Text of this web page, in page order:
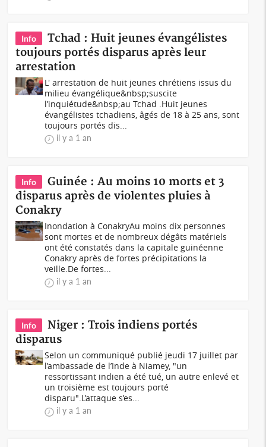
Info
Tchad : Huit jeunes évangélistes
toujours portés disparus après leur
arrestation
L' arrestation de huit jeunes chrétiens issus du
milieu évangélique&nbsp;suscite
l’inquiétude&nbsp;au Tchad .Huit jeunes
évangélistes tchadiens, âgés de 18 à 25 ans, sont
toujours portés dis...
il y a 1 an
Info
Guinée : Au moins 10 morts et 3
disparus après de violentes pluies à
Conakry
Inondation à ConakryAu moins dix personnes
sont mortes et de nombreux dégâts matériels
ont été constatés dans la capitale guinéenne
Conakry après de fortes précipitations la
veille.De fortes...
il y a 1 an
Info
Niger : Trois indiens portés
disparus
Selon un communiqué publié jeudi 17 juillet par
l’ambassade de l’Inde à Niamey, "un
ressortissant indien a été tué, un autre enlevé et
un troisième est toujours porté
disparu".L’attaque s’es...
il y a 1 an